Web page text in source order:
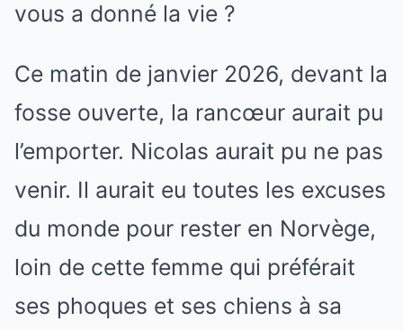
vous a donné la vie ?
Ce matin de janvier 2026, devant la
fosse ouverte, la rancœur aurait pu
l’emporter. Nicolas aurait pu ne pas
venir. Il aurait eu toutes les excuses
du monde pour rester en Norvège,
loin de cette femme qui préférait
ses phoques et ses chiens à sa